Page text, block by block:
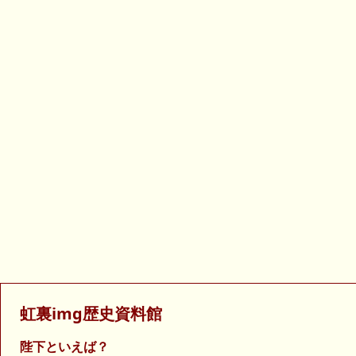
虹裏img歴史資料館
陛下といえば？